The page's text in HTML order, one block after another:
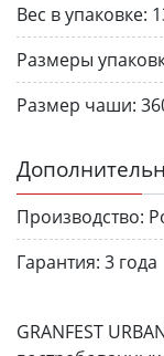
Вес в упаковке:
Размеры
Размер чаши:
Производство:
Гарантия: 3 года
GRANFEST